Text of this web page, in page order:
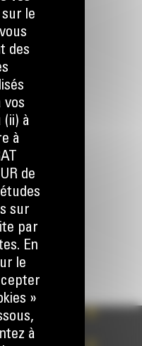
sur le
des
vos
(ii) à
à
de
sur
par
En
le
»
à